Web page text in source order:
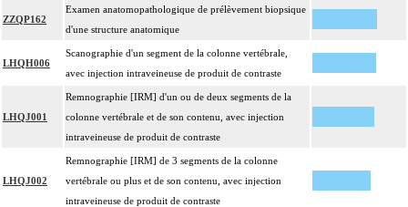
ZZQP162
Examen anatomopathologique de prélèvement biopsique
d'une structure anatomique
LHQH006
Scanographie d'un segment de la colonne vertébrale,
avec injection intraveineuse de produit de contraste
LHQJ001
Remnographie [IRM] d'un ou de deux segments de la
colonne vertébrale et de son contenu, avec injection
intraveineuse de produit de contraste
LHQJ002
Remnographie [IRM] de 3 segments de la colonne
vertébrale ou plus et de son contenu, avec injection
intraveineuse de produit de contraste